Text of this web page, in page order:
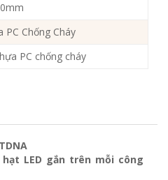
PC Chống Cháy
PC chống cháy
LED gắn trên mỗi công